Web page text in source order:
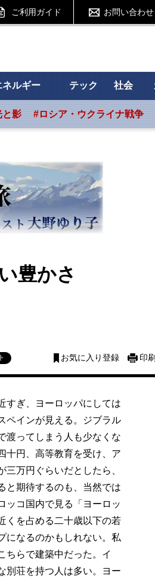
ご利用ガイド お問い合わせ
ルギー テック 社会
と影 #ロシア・ウクライナ戦争
豊かさ
お気に入り登録 印刷
すぎ、ヨーロッパにしては
ペインが見える。ジブラル
渡ってしまう人も少なくな
円、高等教育を受け、ア
万円ぐらいだとしたら、
と期待するのも、当然では
コ国内で見る「ヨーロッ
くを占める二十歳以下の若
になるのかもしれない。私
ちらで建築中だった。イ
別荘を持つ人は多い。ヨー